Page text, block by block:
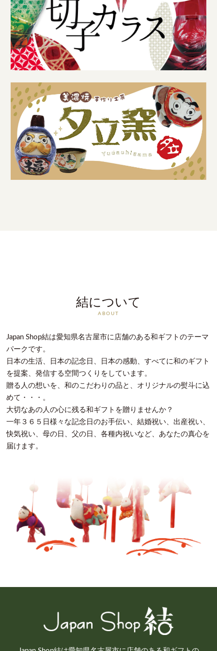
結について
ABOUT
Japan Shop結は愛知県名古屋市に店舗のある和ギフトのテーマ
パークです。
日本の生活、日本の記念日、日本の感動、すべてに和のギフト
を提案、発信する空間つくりをしています。
贈る人の想いを、和のこだわりの品と、オリジナルの熨斗に込
めて・・・。
大切なあの人の心に残る和ギフトを贈りませんか？
一年３６５日様々な記念日のお手伝い、結婚祝い、出産祝い、
快気祝い、母の日、父の日、各種内祝いなど、あなたの真心を
届けます。